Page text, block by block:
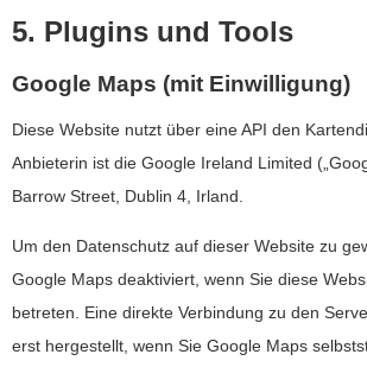
5. Plugins und Tools
Google Maps (mit Einwilligung)
Diese Website nutzt über eine API den
Anbieterin ist die Google Ireland Limited
Barrow Street, Dublin 4, Irland.
Um den Datenschutz auf dieser Website zu
Google Maps deaktiviert, wenn Sie diese
betreten. Eine direkte Verbindung zu den
erst hergestellt, wenn Sie Google Maps